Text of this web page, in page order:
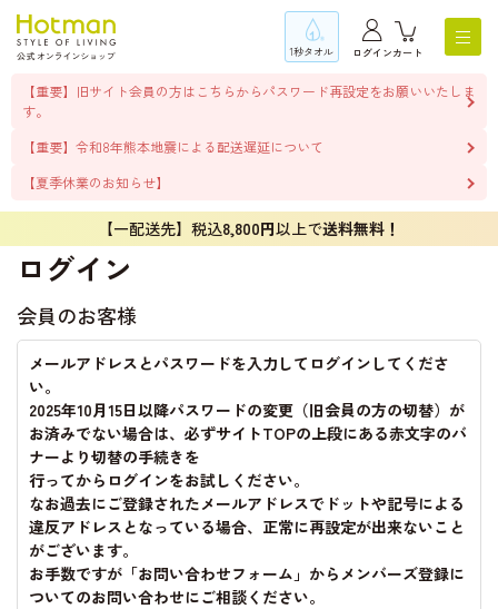
1秒タオル ログインカート
【重要】旧サイト会員の方はこちらからパスワード再設定をお願いいたしま
す。
【重要】令和8年熊本地震による配送遅延について
【夏季休業のお知らせ】
【一配送先】税込8,800円以上で送料無料！
ログイン
会員のお客様
メールアドレスとパスワードを入力してログインしてくださ
い。
2025年10月15日以降パスワードの変更（旧会員の方の切替）が
お済みでない場合は、必ずサイトTOPの上段にある赤文字のバ
ナーより切替の手続きを
行ってからログインをお試しください。
なお過去にご登録されたメールアドレスでドットや記号による
違反アドレスとなっている場合、正常に再設定が出来ないこと
がございます。
お手数ですが「お問い合わせフォーム」からメンバーズ登録に
ついてのお問い合わせにご相談ください。